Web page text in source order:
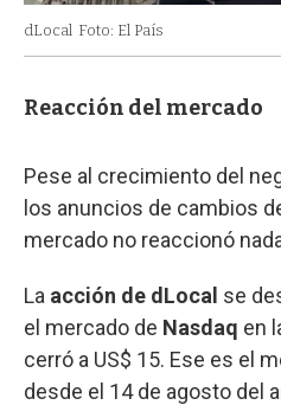
dLocal Foto: El País
Reacción del mercado
Pese al crecimiento del
los anuncios de cambios
mercado no reaccionó
La acción de dLocal se
el mercado de Nasdaq en
cerró a US$ 15. Ese es el
desde el 14 de agosto del